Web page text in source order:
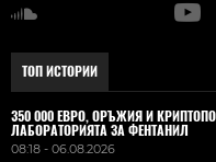
ТОП ИСТОРИИ
350 000 ЕВРО, ОРЪЖИЯ И
ЛАБОРАТОРИЯТА ЗА ФЕНТАНИЛ
08:18 - 06.08.2026